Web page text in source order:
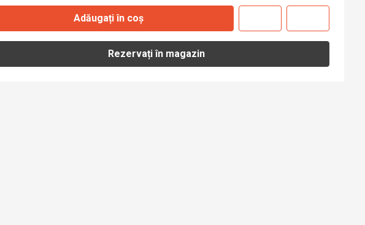
Adăugați în coș
Rezervați în magazin